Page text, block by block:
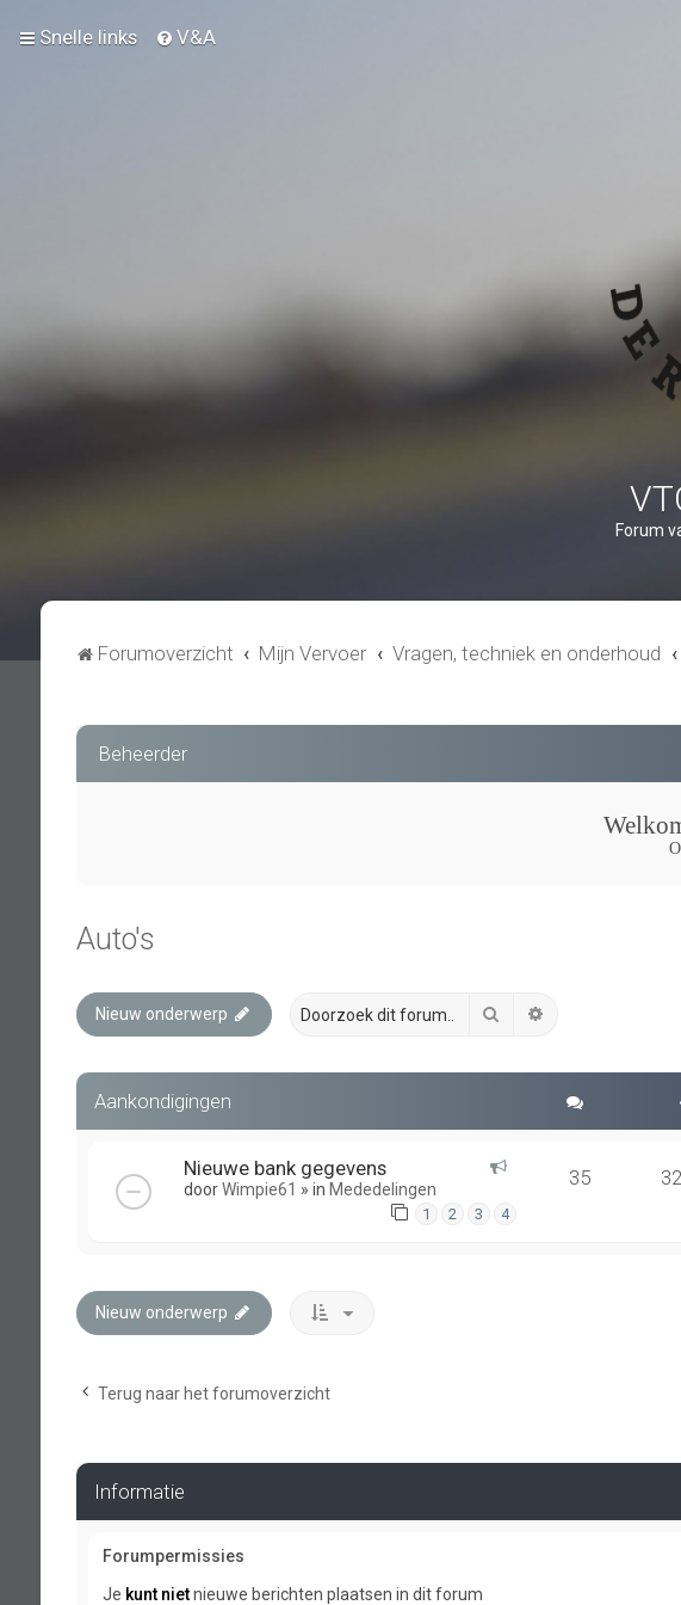
Snelle links V&A
Forum
Forumoverzicht Mijn Vervoer Vragen, techniek en onderhoud
Beheerder
Auto's
Nieuw onderwerp Zoek
Aankondigingen
Nieuwe bank gegevens
doorWimpie61 » in Mededelingen
1 2 3 4
35
Nieuw onderwerp
Terug naar het forumoverzicht
Informatie
Forumpermissies
Je kunt nietnieuwe berichten plaatsen in dit forum